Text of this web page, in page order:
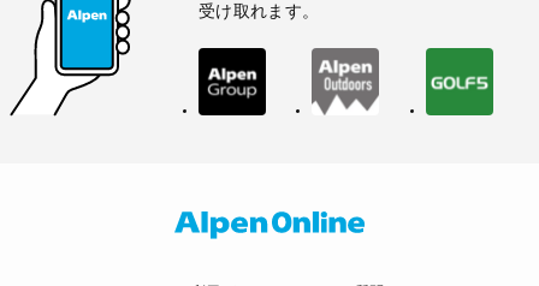
受け取れます。